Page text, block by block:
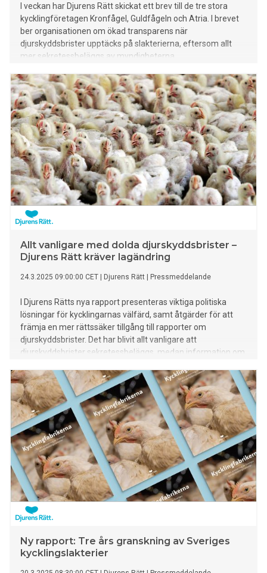
I veckan har Djurens Rätt skickat ett brev till de tre stora
kycklingföretagen Kronfågel, Guldfågeln och Atria. I brevet
ber organisationen om ökad transparens när
djurskyddsbrister upptäcks på slakterierna, eftersom allt
mer sekretessbeläggs av myndigheterna.
Allt vanligare med dolda djurskyddsbrister –
Djurens Rätt kräver lagändring
24.3.2025 09:00:00 CET Djurens Rätt Pressmeddelande
I Djurens Rätts nya rapport presenteras viktiga politiska
lösningar för kycklingarnas välfärd, samt åtgärder för att
främja en mer rättssäker tillgång till rapporter om
djurskyddsbrister. Det har blivit allt vanligare att
djurskyddsbrister sekretessbeläggs, medan information om
Rätt menar att det behövs ett förtydligande i
sekretesslagstiftningen för att öka tillgången till information
som är av samhällsintresse.
Ny rapport: Tre års granskning av Sveriges
kycklingslakterier